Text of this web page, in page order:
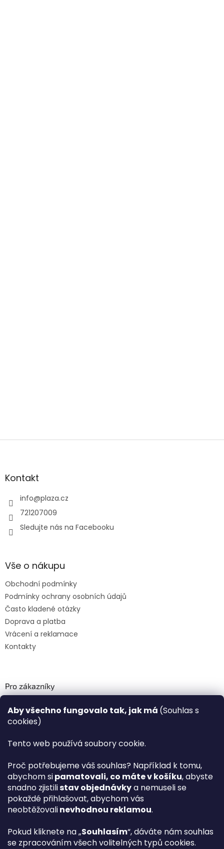
Aby všechno fungovalo tak, jak má (Souhlas s
cookies)
Tento web používá soubory cookie.
Proč potřebujeme váš souhlas? Například k tomu,
abychom sipamatovali, co máte v košíku, abyste
snadno zjistilistav objednávkya nemuseli se
pokaždé přihlašovat, abychom vás
neobtěžovalinevhodnou reklamou.
Pokud kliknete na „Souhlasím“, dáváte nám souhlas
se zpracováním všech volitelných typů cookies.
Kontakt
info@plaza.cz
721207009
Sledujte nás na Facebooku
Vše o nákupu
Obchodní podmínky
Podmínky ochrany osobních údajů
Často kladené otázky
Doprava a platba
Vrácení a reklamace
Kontakty
Pro zákazníky
Věrnostní program PLAZA Bonus™
Magazín PLAZA News™
Plaza.cz slevové kódy a kupóny
Registrace
Přihlášení
PLAZA B2B™ VELKOOBCHOD
Vyhledávač návodů